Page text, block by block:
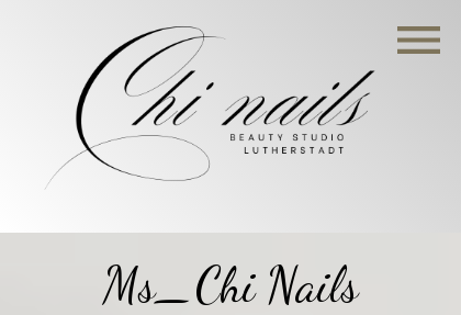
Ms_Chi Nails